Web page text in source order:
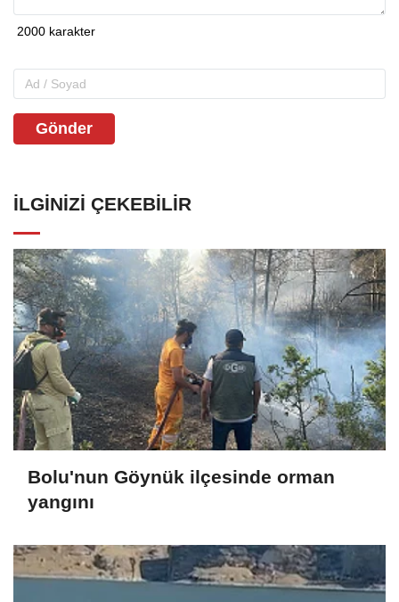
Gönder
İLGINIZI ÇEKEBILIR
Bolu'nun Göynük ilçesinde orman
yangını